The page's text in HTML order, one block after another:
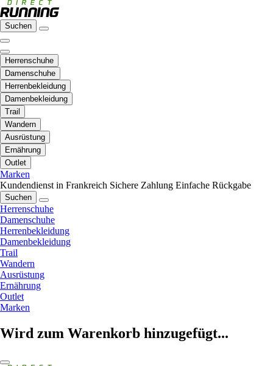
Suchen
Herrenschuhe
Damenschuhe
Herrenbekleidung
Damenbekleidung
Trail
Wandern
Ausrüstung
Ernährung
Outlet
Marken
Kundendienst in Frankreich Sichere Zahlung Einfache Rückgabe
Suchen
Herrenschuhe
Damenschuhe
Herrenbekleidung
Damenbekleidung
Trail
Wandern
Ausrüstung
Ernährung
Outlet
Marken
Wird zum Warenkorb hinzugefügt...